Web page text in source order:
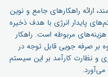
ارائه راهکارهای جامع و نوین
پایدار انرژی با هدف ذخیره
مربوطه است. راهکار
بر صرفه جویی قابل توجه در
و نظارت کارآمد بر این سیستم
می‌آورد.